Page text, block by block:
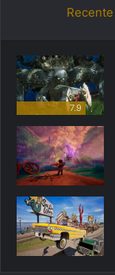
Recente
7.9